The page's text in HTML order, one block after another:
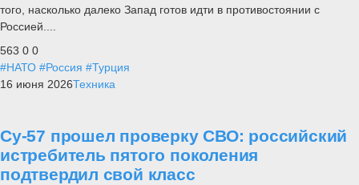
того, насколько далеко Запад готов идти в противостоянии с
Россией....
563 0 0
#НАТО #Россия #Турция
16 июня 2026Техника
Су-57 прошел проверку СВО: российский
истребитель пятого поколения
подтвердил свой класс